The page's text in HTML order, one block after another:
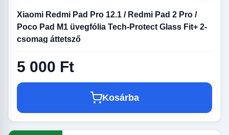
Xiaomi Redmi Pad Pro 12.1 / Redmi Pad 2 Pro /
Poco Pad M1 üvegfólia Tech-Protect Glass Fit+ 2-
csomag áttetsző
5 000 Ft
Kosárba